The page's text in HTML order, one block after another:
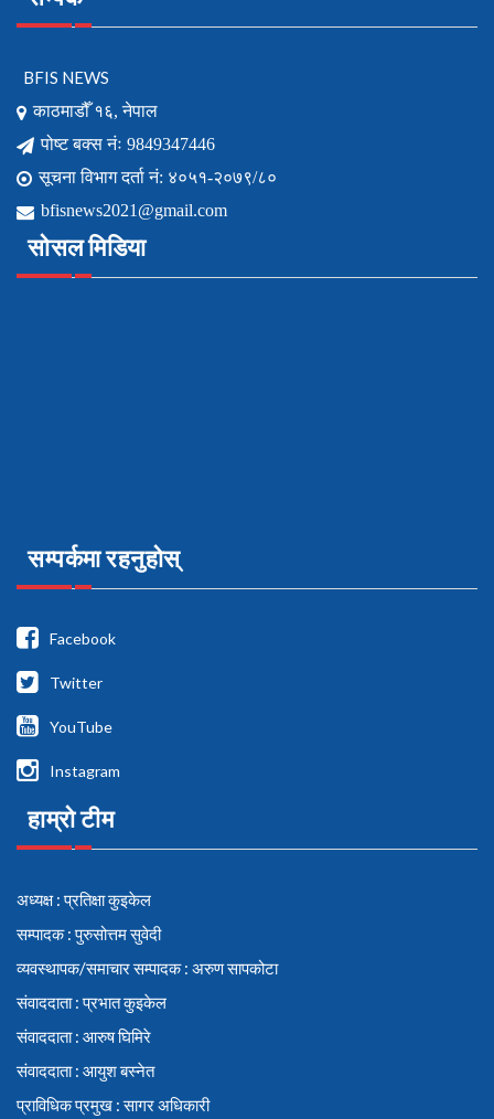
BFIS NEWS
काठमाडौँ १६, नेपाल
पोष्ट बक्स नंः 9849347446
सूचना विभाग दर्ता नं: ४०५१-२०७९/८०
bfisnews2021@gmail.com
सोसल मिडिया
सम्पर्कमा रहनुहोस्
Facebook
Twitter
YouTube
Instagram
हाम्रो टीम
अध्यक्ष : प्रतिक्षा कुइकेल
सम्पादक : पुरुसोत्तम सुवेदी
व्यवस्थापक/समाचार सम्पादक : अरुण सापकोटा
संवाददाता : प्रभात कुइकेल
संवाददाता : आरुष घिमिरे
संवाददाता : आयुश बस्नेत
प्राविधिक प्रमुख : सागर अधिकारी